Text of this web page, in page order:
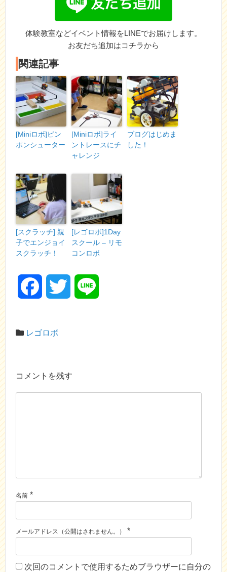
体験教室などイベント情報をLINEでお届けします。
お友だち追加はコチラから
関連記事
[Miniロボ]ピン
ポンシューター
[Miniロボ]ライ
ントレースにチ
ャレンジ
ブログはじめま
した！
[スクラッチ] 親
子でエンジョイ
スクラッチ！
[レゴロボ]1Day
スクール – リモ
コンロボ
c
レゴロボ
コメントを残す
名前 *
メールアドレス（公開はされません。） *
次回のコメントで使用するためブラウザーに自分の